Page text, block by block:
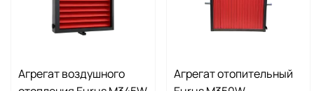
Агрегат воздушного
Агрегат отопительный